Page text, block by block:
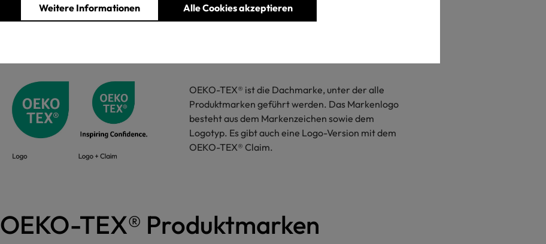
Weitere Informationen Alle Cookies akzeptieren
OEKO-TEX® ist die Dachmarke, unter der alle
Produktmarken geführt werden. Das Markenlogo
besteht aus dem Markenzeichen sowie dem
Logotyp. Es gibt auch eine Logo-Version mit dem
OEKO-TEX® Claim.
OEKO-TEX® Produktmarken